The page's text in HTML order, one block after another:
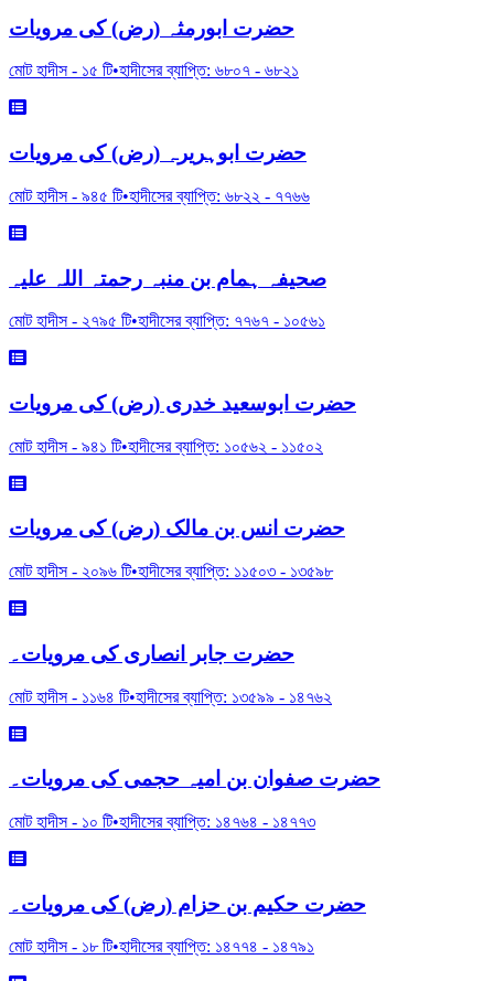
حضرت ابورمثہ (رض) کی مرویات
মোট হাদীস - ১৫ টি•হাদীসের ব্যাপ্তি: ৬৮০৭ - ৬৮২১
حضرت ابوہریرہ (رض) کی مرویات
মোট হাদীস - ৯৪৫ টি•হাদীসের ব্যাপ্তি: ৬৮২২ - ৭৭৬৬
صحیفہ ہمام بن منبہ رحمتہ اللہ علیہ
মোট হাদীস - ২৭৯৫ টি•হাদীসের ব্যাপ্তি: ৭৭৬৭ - ১০৫৬১
حضرت ابوسعید خدری (رض) کی مرویات
মোট হাদীস - ৯৪১ টি•হাদীসের ব্যাপ্তি: ১০৫৬২ - ১১৫০২
حضرت انس بن مالک (رض) کی مرویات
মোট হাদীস - ২০৯৬ টি•হাদীসের ব্যাপ্তি: ১১৫০৩ - ১৩৫৯৮
حضرت جابر انصاری کی مرویات۔
মোট হাদীস - ১১৬৪ টি•হাদীসের ব্যাপ্তি: ১৩৫৯৯ - ১৪৭৬২
حضرت صفوان بن امیہ حجمی کی مرویات۔
মোট হাদীস - ১০ টি•হাদীসের ব্যাপ্তি: ১৪৭৬৪ - ১৪৭৭৩
حضرت حکیم بن حزام (رض) کی مرویات۔
মোট হাদীস - ১৮টি•হাদীসের ব্যাপ্তি: ১৪৭৭৪ - ১৪৭৯১